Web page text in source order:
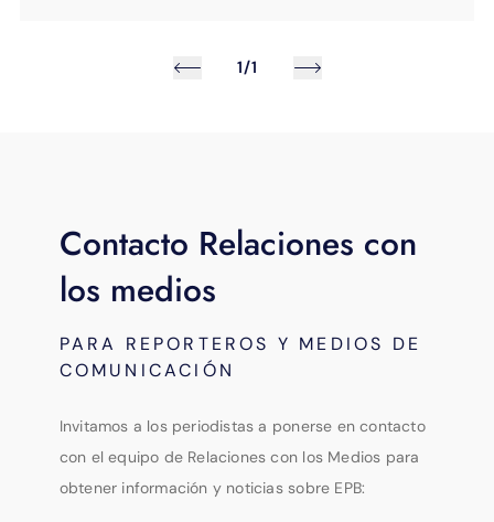
1/1
Contacto Relaciones con
los medios
PARA REPORTEROS Y MEDIOS DE
COMUNICACIÓN
Invitamos a los periodistas a ponerse en contacto
con el equipo de Relaciones con los Medios para
obtener información y noticias sobre EPB: